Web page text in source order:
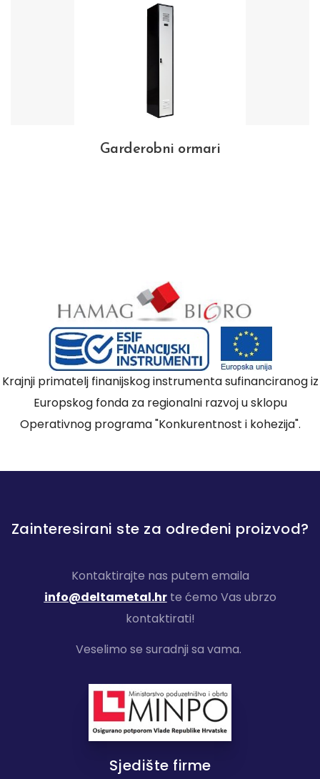
Garderobni ormari
Krajnji primatelj finanijskog instrumenta sufinanciranog iz
Europskog fonda za regionalni razvoj u sklopu
Operativnog programa "Konkurentnost i kohezija".
Zainteresirani ste za određeni proizvod?
Kontaktirajte nas putem emaila
info@deltametal.hrte ćemo Vas ubrzo
kontaktirati!
Veselimo se suradnji sa vama.
Sjedište firme